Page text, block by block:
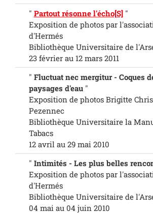
" Partout résonne l'écho[S]"
Exposition de photos par
d'Hermés
Bibliothèque Universitaire de
23 février au 12 mars 2011
" Fluctuat nec mergitur - Coques
paysages d'eau"
Exposition de photos Brigitte
Pezennec
Bibliothèque Universitaire la
Tabacs
12 avril au 29 mai 2010
" Intimités - Les plus belles
Exposition de photos par
d'Hermés
Bibliothèque Universitaire de
04 mai au 04 juin 2010